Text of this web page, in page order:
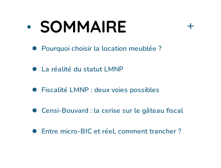
SOMMAIRE
Pourquoi choisir la location meublée ?
La réalité du statut LMNP
Fiscalité LMNP : deux voies possibles
Censi-Bouvard : la cerise sur le gâteau fiscal
Entre micro-BIC et réel, comment trancher ?